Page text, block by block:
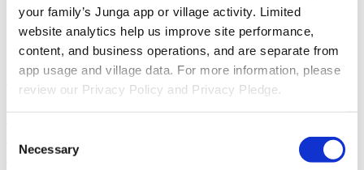
your family’s Junga app or village activity. Limited
website analytics help us improve site performance,
content, and business operations, and are separate from
app usage and village data. For more information, please
review our Privacy Policy and Privacy Pledge.
Selection
Necessary
比较
Junga 対 GreenlightGreenlight 将受监管的借记卡与教育工具
相结合，旨在教导孩子们如何进行预算管理、储蓄和投资。
Junga 对阵 Acorns EarlyAcorns Early 通过安全借记卡、家务
ClassDojo帮助教师、学生和家庭建立联系，共同
庆祝课堂学习成果。
LiveSchool 帮助学